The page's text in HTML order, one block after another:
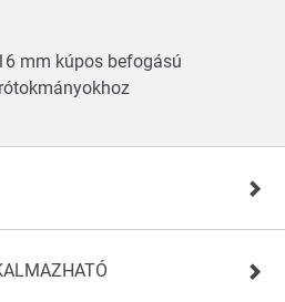
mm kúpos befogású